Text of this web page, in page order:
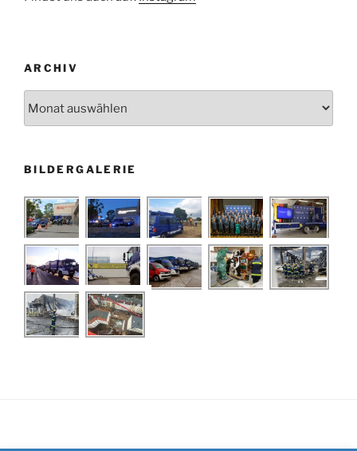
ARCHIV
BILDERGALERIE